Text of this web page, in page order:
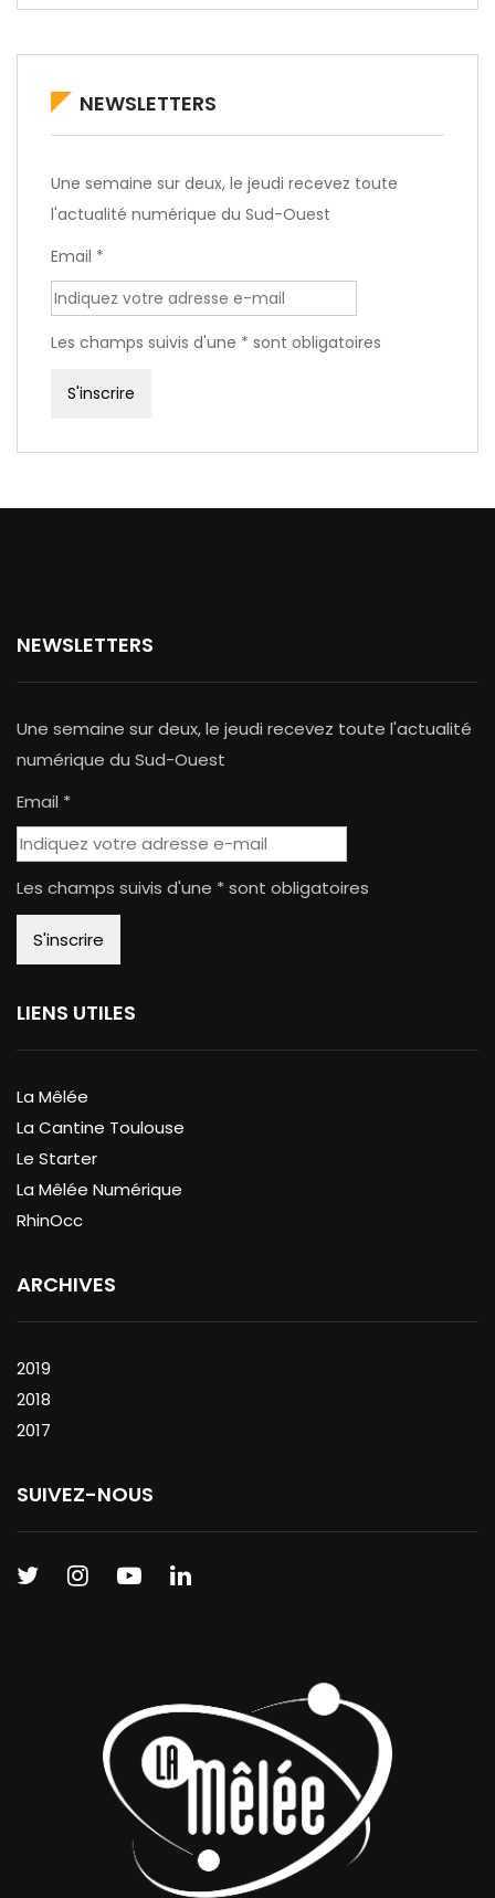
NEWSLETTERS
Une semaine sur deux, le jeudi recevez toute
l'actualité numérique du Sud-Ouest
Email *
Les champs suivis d'une * sont obligatoires
NEWSLETTERS
Une semaine sur deux, le jeudi recevez toute l'actualité
numérique du Sud-Ouest
Email *
Les champs suivis d'une * sont obligatoires
LIENS UTILES
La Mêlée
La Cantine Toulouse
Le Starter
La Mêlée Numérique
RhinOcc
ARCHIVES
2019
2018
2017
SUIVEZ-NOUS